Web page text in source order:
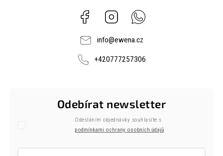
Facebook Instagram
info@ewena.cz
+420777257306
Odebírat newsletter
Odesláním objednávky souhlasíte s
podmínkami ochrany osobních údajů